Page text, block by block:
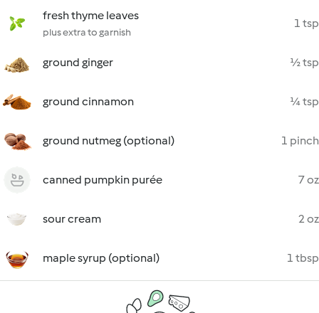
fresh thyme leaves
plus extra to garnish
1 tsp
ground ginger ½ tsp
ground cinnamon ¼ tsp
ground nutmeg (optional) 1 pinch
canned pumpkin purée 7 oz
sour cream 2 oz
maple syrup (optional) 1 tbsp